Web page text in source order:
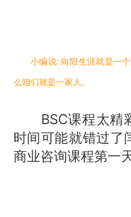
小编说:向阳生涯就是一
么咱们就是一家人。
BSC课程太精
时间可能就错过了
商业咨询课程第一